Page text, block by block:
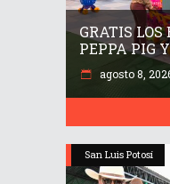
GRATIS LOS
PEPPA PIG
agosto 8,
San Luis Potosí